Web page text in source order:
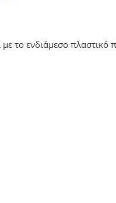
το ενδιάμεσο πλαστικό